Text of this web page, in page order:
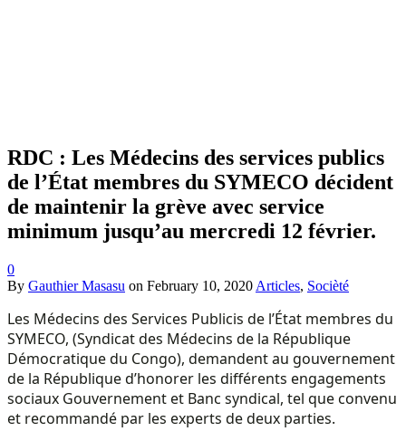
RDC : Les Médecins des services publics
de l’État membres du SYMECO décident
de maintenir la grève avec service
minimum jusqu’au mercredi 12 février.
0
By Gauthier Masasu on February 10, 2020 Articles, Socièté
Les Médecins des Services Publicis de l’État membres du
SYMECO, (Syndicat des Médecins de la République
Démocratique du Congo), demandent au gouvernement
de la République d’honorer les différents engagements
sociaux Gouvernement et Banc syndical, tel que convenu
et recommandé par les experts de deux parties.